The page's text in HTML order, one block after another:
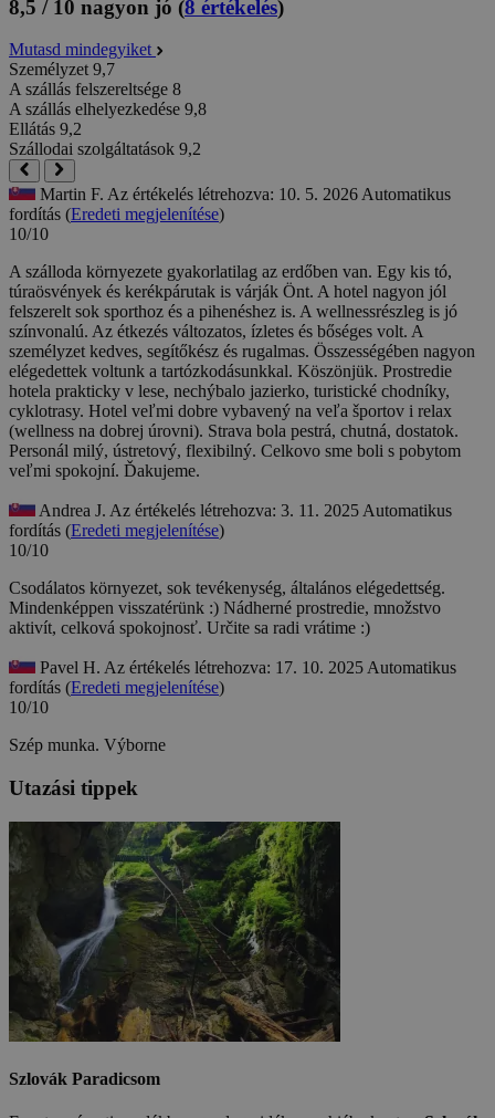
8,5 / 10 nagyon jó (8 értékelés)
Mutasd mindegyiket
Személyzet 9,7
A szállás felszereltsége 8
A szállás elhelyezkedése 9,8
Ellátás 9,2
Szállodai szolgáltatások 9,2
Martin F. Az értékelés létrehozva: 10. 5. 2026Automatikus
fordítás (Eredeti megjelenítése)
10/10
A szálloda környezete gyakorlatilag az erdőben van. Egy kis tó,
túraösvények és kerékpárutak is várják Önt. A hotel nagyon jól
felszerelt sok sporthoz és a pihenéshez is. A wellnessrészleg is jó
színvonalú. Az étkezés változatos, ízletes és bőséges volt. A
személyzet kedves, segítőkész és rugalmas. Összességében nagyon
elégedettek voltunk a tartózkodásunkkal. Köszönjük. Prostredie
hotela prakticky v lese, nechýbalo jazierko, turistické chodníky,
cyklotrasy. Hotel veľmi dobre vybavený na veľa športov i relax
(wellness na dobrej úrovni). Strava bola pestrá, chutná, dostatok.
Personál milý, ústretový, flexibilný. Celkovo sme boli s pobytom
veľmi spokojní. Ďakujeme.
Andrea J. Az értékelés létrehozva: 3. 11. 2025Automatikus
fordítás (Eredeti megjelenítése)
10/10
Csodálatos környezet, sok tevékenység, általános elégedettség.
Mindenképpen visszatérünk :) Nádherné prostredie, množstvo
aktivít, celková spokojnosť. Určite sa radi vrátime :)
Pavel H. Az értékelés létrehozva: 17. 10. 2025Automatikus
fordítás (Eredeti megjelenítése)
10/10
Szép munka. Výborne
Utazási tippek
Szlovák Paradicsom